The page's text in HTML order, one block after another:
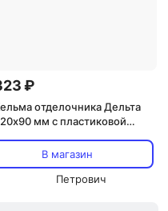
₽
отделочника Дельта
мм с пластиковой
В магазин
Петрович